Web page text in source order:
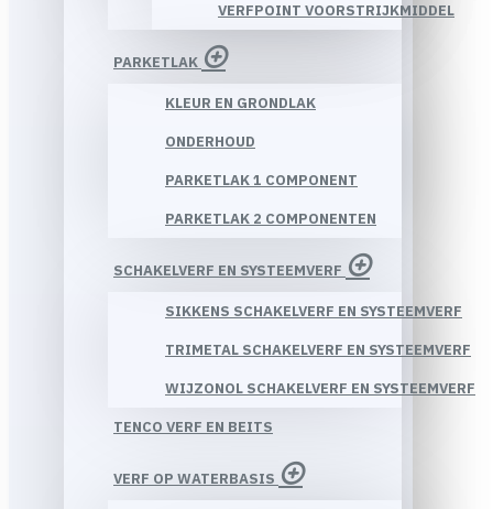
VERFPOINT VOORSTRIJKMIDDEL
PARKETLAK
KLEUR EN GRONDLAK
ONDERHOUD
PARKETLAK 1 COMPONENT
PARKETLAK 2 COMPONENTEN
SCHAKELVERF EN SYSTEEMVERF
SIKKENS SCHAKELVERF EN SYSTEEMVERF
TRIMETAL SCHAKELVERF EN SYSTEEMVERF
WIJZONOL SCHAKELVERF EN SYSTEEMVERF
TENCO VERF EN BEITS
VERF OP WATERBASIS